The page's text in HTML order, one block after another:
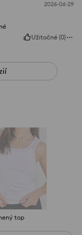
2026-06-29
Užitočné (0)
top